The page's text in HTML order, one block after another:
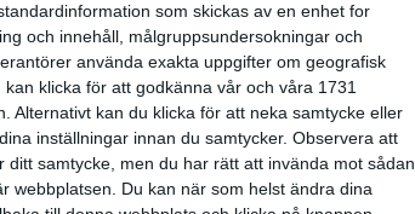
som skickas av en enhet for
och innehåll, målgruppsundersokningar och
använda exakta uppgifter om geografisk
klicka för att godkänna vår och våra 1731
Alternativt kan du klicka för att neka samtycke eller
inställningar innan du samtycker. Observera att
samtycke, men du har rätt att invända mot sådan
webbplatsen. Du kan när som helst ändra dina
klarade
skidor